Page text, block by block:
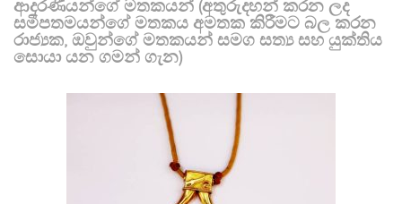
ආදරණීයන්ගේ මතකයන් (අතුරුදහන් කරන ලද
සමීපතමයන්ගේ මතකය අමතක කිරීමට බල කරන
රාජ්‍යක, ඔවුන්ගේ මතකයන් සමග සත්‍ය සහ යුක්තිය
සොයා යන ගමන් ගැන)